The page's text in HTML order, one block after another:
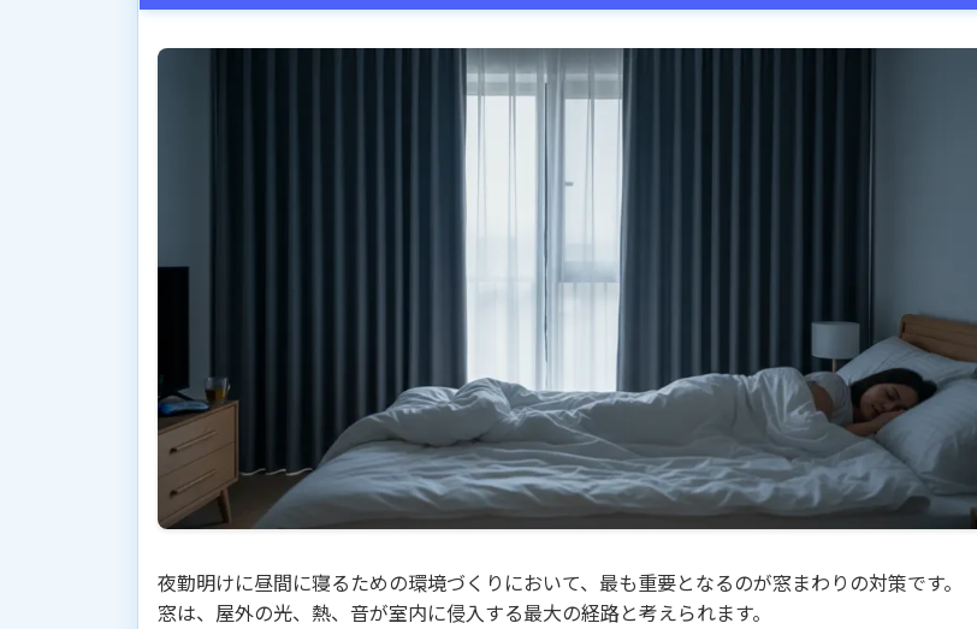
夜勤明けに昼間に寝るための環境づくりにおいて、最も重要となるのが窓まわりの対策です。
窓は、屋外の光、熱、音が室内に侵入する最大の経路と考えられます。